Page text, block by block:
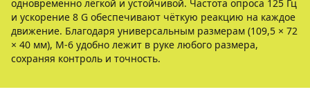
одновременно лёгкой и устойчивой. Частота опроса 125 Гц
и ускорение 8 G обеспечивают чёткую реакцию на каждое
движение. Благодаря универсальным размерам (109,5 × 72
× 40 мм), M-6 удобно лежит в руке любого размера,
сохраняя контроль и точность.